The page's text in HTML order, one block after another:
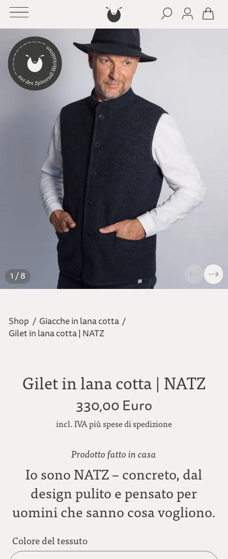
1 / 8
Shop / Giacche in lana cotta /
Gilet in lana cotta | NATZ
Gilet in lana cotta | NATZ
330,00 Euro
incl. IVA più spese di spedizione
Prodotto fatto in casa
Io sono NATZ – concreto, dal
design pulito e pensato per
uomini che sanno cosa vogliono.
Colore del tessuto